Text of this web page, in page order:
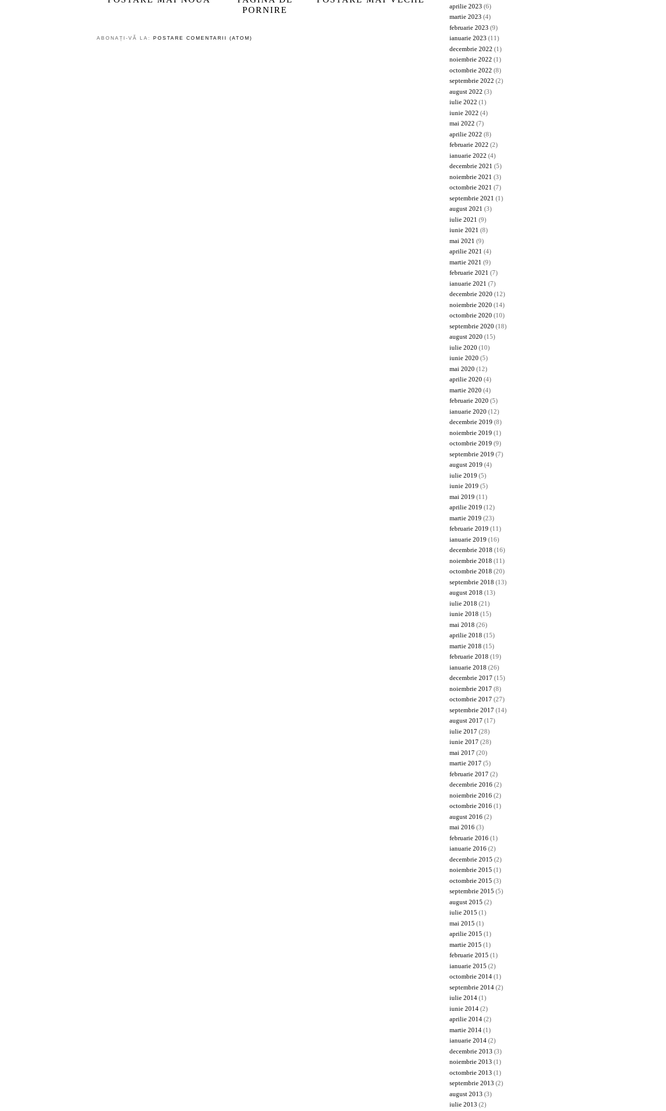
aprilie 2023 (6)
martie 2023 (4)
februarie 2023 (9)
ianuarie 2023 (11)
decembrie 2022 (1)
noiembrie 2022 (1)
octombrie 2022 (8)
septembrie 2022 (2)
august 2022 (3)
iulie 2022 (1)
iunie 2022 (4)
mai 2022 (7)
aprilie 2022 (8)
februarie 2022 (2)
ianuarie 2022 (4)
decembrie 2021 (5)
noiembrie 2021 (3)
octombrie 2021 (7)
septembrie 2021 (1)
august 2021 (3)
iulie 2021 (9)
iunie 2021 (8)
mai 2021 (9)
aprilie 2021 (4)
martie 2021 (9)
februarie 2021 (7)
ianuarie 2021 (7)
decembrie 2020 (12)
noiembrie 2020 (14)
octombrie 2020 (10)
septembrie 2020 (18)
august 2020 (15)
iulie 2020 (10)
iunie 2020 (5)
mai 2020 (12)
aprilie 2020 (4)
martie 2020 (4)
februarie 2020 (5)
ianuarie 2020 (12)
decembrie 2019 (8)
noiembrie 2019 (1)
octombrie 2019 (9)
septembrie 2019 (7)
august 2019 (4)
iulie 2019 (5)
iunie 2019 (5)
mai 2019 (11)
aprilie 2019 (12)
martie 2019 (23)
februarie 2019 (11)
ianuarie 2019 (16)
decembrie 2018 (16)
noiembrie 2018 (11)
octombrie 2018 (20)
septembrie 2018 (13)
august 2018 (13)
iulie 2018 (21)
iunie 2018 (15)
mai 2018 (26)
aprilie 2018 (15)
martie 2018 (15)
februarie 2018 (19)
ianuarie 2018 (26)
decembrie 2017 (15)
noiembrie 2017 (8)
octombrie 2017 (27)
septembrie 2017 (14)
august 2017 (17)
iulie 2017 (28)
iunie 2017 (28)
mai 2017 (20)
martie 2017 (5)
februarie 2017 (2)
decembrie 2016 (2)
noiembrie 2016 (2)
octombrie 2016 (1)
august 2016 (2)
mai 2016 (3)
februarie 2016 (1)
ianuarie 2016 (2)
decembrie 2015 (2)
noiembrie 2015 (1)
octombrie 2015 (3)
septembrie 2015 (5)
august 2015 (2)
iulie 2015 (1)
mai 2015 (1)
aprilie 2015 (1)
martie 2015 (1)
februarie 2015 (1)
ianuarie 2015 (2)
octombrie 2014 (1)
septembrie 2014 (2)
iulie 2014 (1)
iunie 2014 (2)
aprilie 2014 (2)
martie 2014 (1)
ianuarie 2014 (2)
decembrie 2013 (3)
noiembrie 2013 (1)
octombrie 2013 (1)
septembrie 2013 (2)
august 2013 (3)
iulie 2013 (2)